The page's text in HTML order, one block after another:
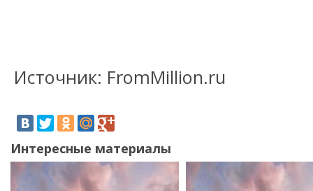
Источник: FromMillion.ru
Интересные материалы